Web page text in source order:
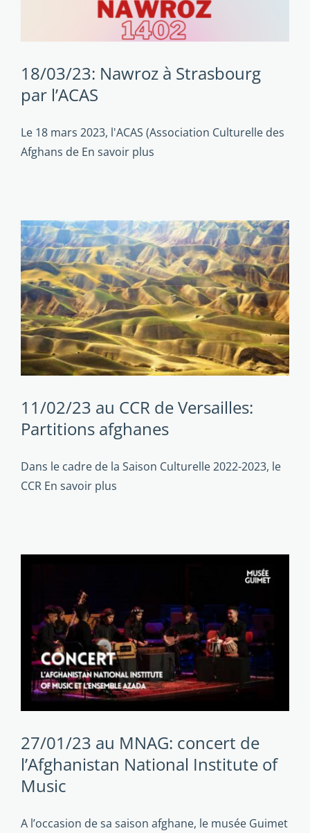
18/03/23: Nawroz à Strasbourg
par l’ACAS
Le 18 mars 2023, l'ACAS (Association Culturelle des
Afghans de En savoir plus
11/02/23 au CCR de Versailles:
Partitions afghanes
Dans le cadre de la Saison Culturelle 2022-2023, le
CCR En savoir plus
27/01/23 au MNAG: concert de
l’Afghanistan National Institute of
Music
A l’occasion de sa saison afghane, le musée Guimet